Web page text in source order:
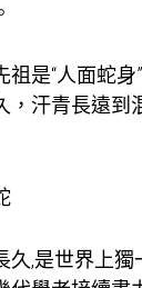
祖是“人面蛇
，汗青長遠到
久,是世界上